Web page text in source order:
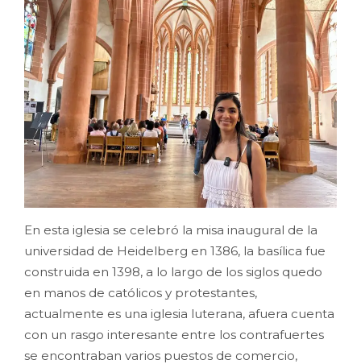
En esta iglesia se celebró la misa inaugural de la
universidad de Heidelberg en 1386, la basílica fue
construida en 1398, a lo largo de los siglos quedo
en manos de católicos y protestantes,
actualmente es una iglesia luterana, afuera cuenta
con un rasgo interesante entre los contrafuertes
se encontraban varios puestos de comercio,